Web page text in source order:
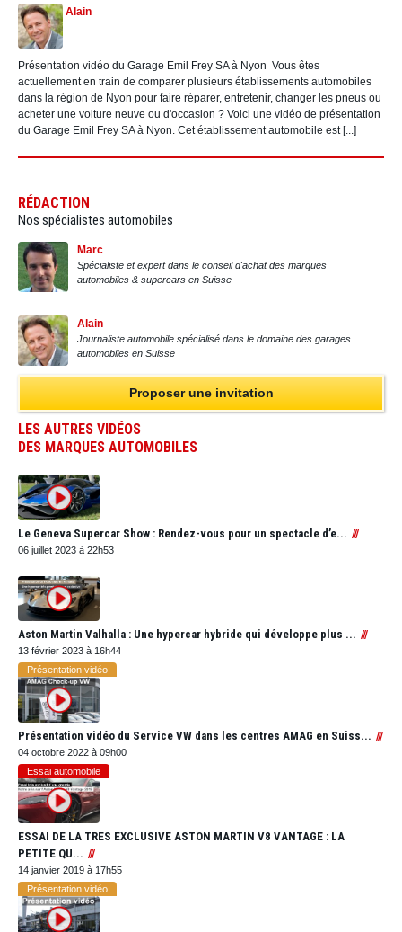
Alain
Présentation vidéo du Garage Emil Frey SA à Nyon Vous êtes
actuellement en train de comparer plusieurs établissements automobiles
dans la région de Nyon pour faire réparer, entretenir, changer les pneus ou
acheter une voiture neuve ou d'occasion ? Voici une vidéo de présentation
du Garage Emil Frey SA à Nyon. Cet établissement automobile est [...]
RÉDACTION
Nos spécialistes automobiles
Marc
Spécialiste et expert dans le conseil d'achat des marques
automobiles & supercars en Suisse
Alain
Journaliste automobile spécialisé dans le domaine des garages
automobiles en Suisse
Proposer une invitation
LES AUTRES VIDÉOS
DES MARQUES AUTOMOBILES
Le Geneva Supercar Show : Rendez-vous pour un spectacle d’e...
06 juillet 2023 à 22h53
Aston Martin Valhalla : Une hypercar hybride qui développe plus ...
13 février 2023 à 16h44
Présentation vidéo
Présentation vidéo du Service VW dans les centres AMAG en Suiss...
04 octobre 2022 à 09h00
Essai automobile
ESSAI DE LA TRES EXCLUSIVE ASTON MARTIN V8 VANTAGE : LA
PETITE QU...
14 janvier 2019 à 17h55
Présentation vidéo